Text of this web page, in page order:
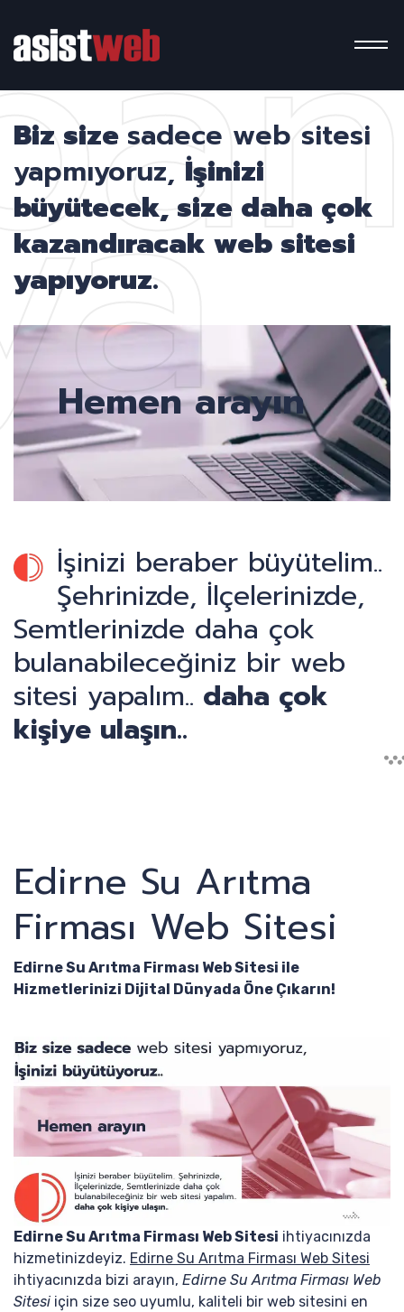
Biz size sadece web sitesi
yapmıyoruz, İşinizi
büyütecek, size daha çok
kazandıracak web sitesi
yapıyoruz.
Hemen arayın
İşinizi beraber büyütelim..
Şehrinizde, İlçelerinizde,
Semtlerinizde daha çok
bulanabileceğiniz bir web
sitesi yapalım.. daha çok
kişiye ulaşın..
Edirne Su Arıtma
Firması Web Sitesi
Edirne Su Arıtma Firması Web Sitesi ile
Hizmetlerinizi Dijital Dünyada Öne Çıkarın!
Edirne Su Arıtma Firması Web Sitesi ihtiyacınızda
hizmetinizdeyiz. Edirne Su Arıtma Firması Web Sitesi
ihtiyacınızda bizi arayın, Edirne Su Arıtma Firması Web
Sitesi için size seo uyumlu, kaliteli bir web sitesini en